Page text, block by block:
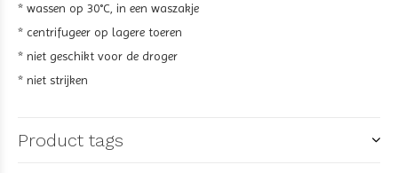
* wassen op 30°C, in een waszakje
* centrifugeer op lagere toeren
* niet geschikt voor de droger
* niet strijken
Product tags